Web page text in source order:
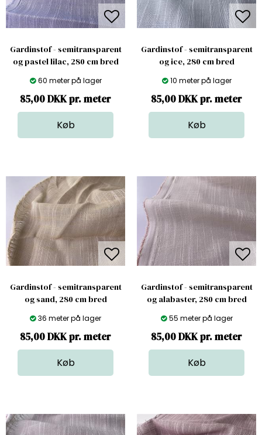
Gardinstof - semitransparent
og pastel lilac, 280 cm bred
60 meter på lager
85,00 DKK pr. meter
Gardinstof - semitransparent
og ice, 280 cm bred
10 meter på lager
85,00 DKK pr. meter
Gardinstof - semitransparent
og sand, 280 cm bred
36 meter på lager
85,00 DKK pr. meter
Gardinstof - semitransparent
og alabaster, 280 cm bred
55 meter på lager
85,00 DKK pr. meter